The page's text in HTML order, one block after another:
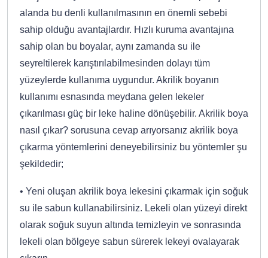
alanda bu denli kullanılmasının en önemli sebebi
sahip olduğu avantajlardır. Hızlı kuruma avantajına
sahip olan bu boyalar, aynı zamanda su ile
seyreltilerek karıştırılabilmesinden dolayı tüm
yüzeylerde kullanıma uygundur. Akrilik boyanın
kullanımı esnasında meydana gelen lekeler
çıkarılması güç bir leke haline dönüşebilir. Akrilik boya
nasıl çıkar? sorusuna cevap arıyorsanız akrilik boya
çıkarma yöntemlerini deneyebilirsiniz bu yöntemler şu
şekildedir;
• Yeni oluşan akrilik boya lekesini çıkarmak için soğuk
su ile sabun kullanabilirsiniz. Lekeli olan yüzeyi direkt
olarak soğuk suyun altında temizleyin ve sonrasında
lekeli olan bölgeye sabun sürerek lekeyi ovalayarak